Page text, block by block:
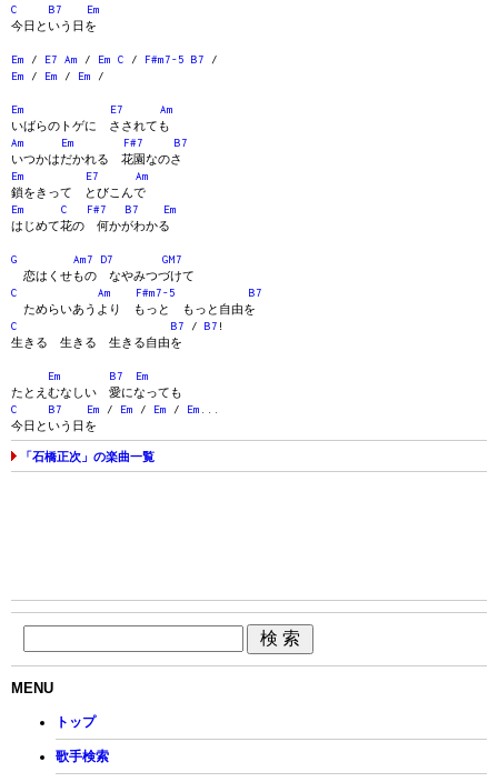
C
B7
Em
今日という日を
Em / E7 Am / Em C / F#m7-5 B7 /
Em / Em / Em /
Em E7
Am
いばらのトゲに さされても
Am
Em F#7
B7
いつかはだかれる 花園なのさ
Em
E7
Am
鎖をきって とびこんで
Em
C F#7 B7
Em
はじめて花の 何かがわかる
G Am7 D7
GM7
恋はくせもの なやみつづけて
C
Am F#m7-5
B7
ためらいあうより もっと もっと自由を
C
B7 / B7 !
生きる 生きる 生きる自由を
Em B7
Em
たとえむなしい 愛になっても
C
B7 Em / Em / Em / Em
今日という日を
「石橋正次」の楽曲一覧
MENU
トップ
歌手検索